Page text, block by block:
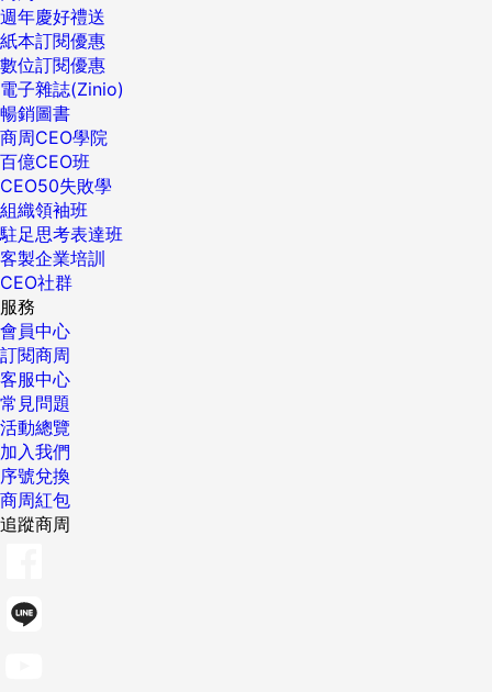
週年慶好禮送
紙本訂閱優惠
數位訂閱優惠
電子雜誌(Zinio)
暢銷圖書
商周CEO學院
百億CEO班
CEO50失敗學
組織領袖班
駐足思考表達班
客製企業培訓
CEO社群
服務
會員中心
訂閱商周
客服中心
常見問題
活動總覽
加入我們
序號兌換
商周紅包
追蹤商周